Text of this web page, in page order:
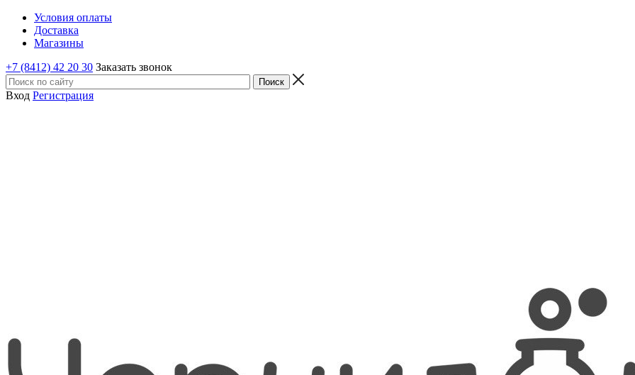
Условия оплаты
Доставка
Магазины
+7 (8412) 42 20 30 Заказать звонок
Вход Регистрация